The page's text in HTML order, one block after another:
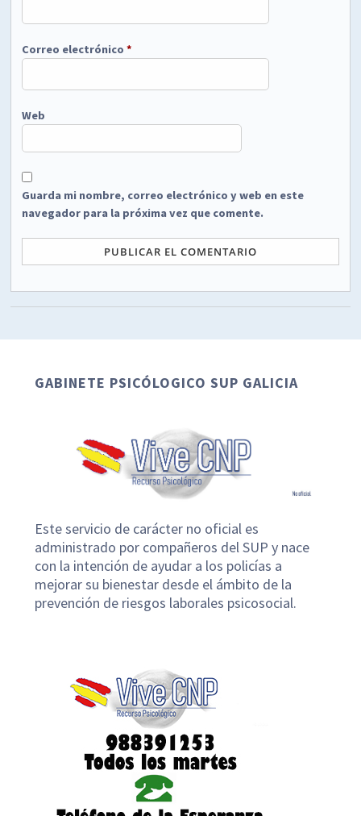
Correo electrónico*
Web
Guarda mi nombre, correo electrónico y web en este
navegador para la próxima vez que comente.
GABINETE PSICÓLOGICO SUP GALICIA
Este servicio de carácter no oficial es
administrado por compañeros del SUP y nace
con la intención de ayudar a los policías a
mejorar su bienestar desde el ámbito de la
prevención de riesgos laborales psicosocial.